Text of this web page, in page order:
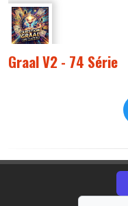
Graal V2 - 74 Série